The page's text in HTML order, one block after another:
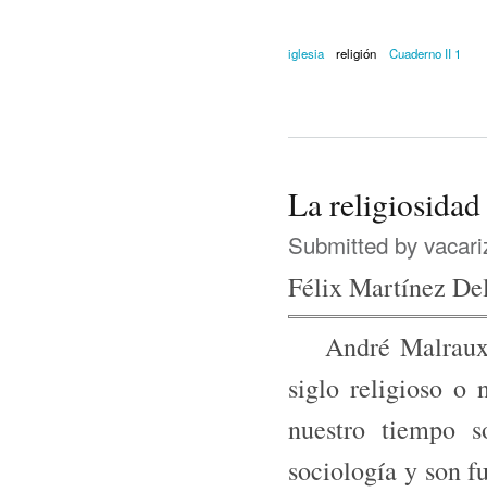
iglesia religión Cuaderno II 1
La
Submitted by
Félix Martínez
André Malraux
siglo religioso o
nuestro tiempo
sociología y son